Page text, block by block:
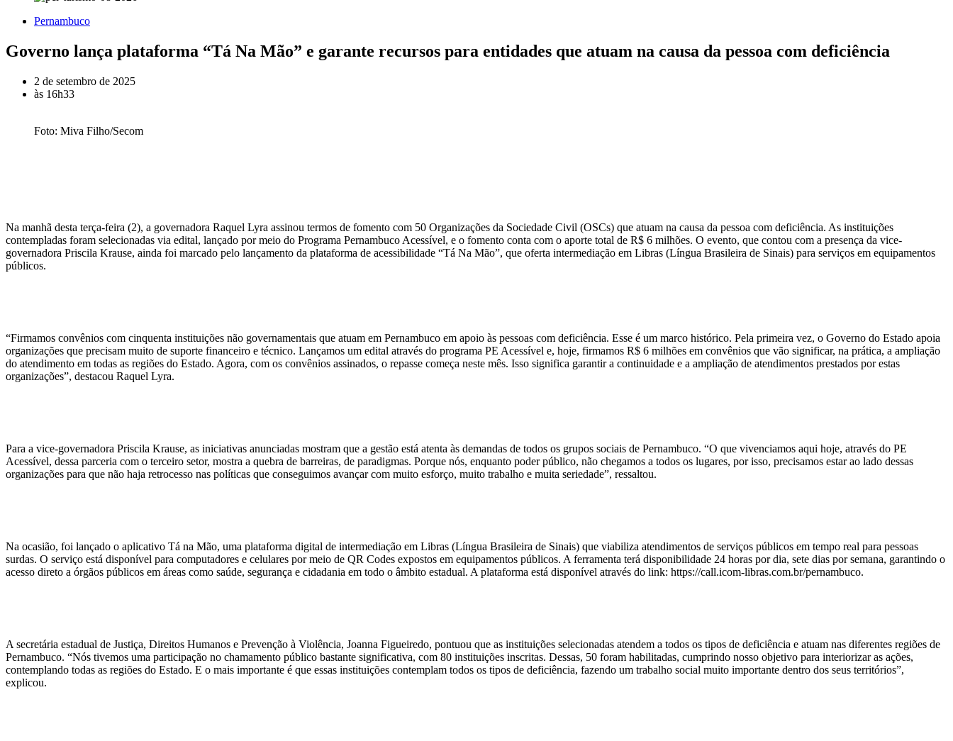
Pernambuco
Governo lança plataforma “Tá Na Mão” e garante recursos para entidades que atuam na causa da pessoa com deficiência
2 de setembro de 2025
às 16h33
Foto: Miva Filho/Secom
Na manhã desta terça-feira (2), a governadora Raquel Lyra assinou termos de fomento com 50 Organizações da Sociedade Civil (OSCs) que atuam na causa da pessoa com deficiência. As instituições
contempladas foram selecionadas via edital, lançado por meio do Programa Pernambuco Acessível, e o fomento conta com o aporte total de R$ 6 milhões. O evento, que contou com a presença da vice-
governadora Priscila Krause, ainda foi marcado pelo lançamento da plataforma de acessibilidade “Tá Na Mão”, que oferta intermediação em Libras (Língua Brasileira de Sinais) para serviços em equipamentos
públicos.
“Firmamos convênios com cinquenta instituições não governamentais que atuam em Pernambuco em apoio às pessoas com deficiência. Esse é um marco histórico. Pela primeira vez, o Governo do Estado apoia
organizações que precisam muito de suporte financeiro e técnico. Lançamos um edital através do programa PE Acessível e, hoje, firmamos R$ 6 milhões em convênios que vão significar, na prática, a ampliação
do atendimento em todas as regiões do Estado. Agora, com os convênios assinados, o repasse começa neste mês. Isso significa garantir a continuidade e a ampliação de atendimentos prestados por estas
organizações”, destacou Raquel Lyra.
Para a vice-governadora Priscila Krause, as iniciativas anunciadas mostram que a gestão está atenta às demandas de todos os grupos sociais de Pernambuco. “O que vivenciamos aqui hoje, através do PE
Acessível, dessa parceria com o terceiro setor, mostra a quebra de barreiras, de paradigmas. Porque nós, enquanto poder público, não chegamos a todos os lugares, por isso, precisamos estar ao lado dessas
organizações para que não haja retrocesso nas políticas que conseguimos avançar com muito esforço, muito trabalho e muita seriedade”, ressaltou.
Na ocasião, foi lançado o aplicativo Tá na Mão, uma plataforma digital de intermediação em Libras (Língua Brasileira de Sinais) que viabiliza atendimentos de serviços públicos em tempo real para pessoas
surdas. O serviço está disponível para computadores e celulares por meio de QR Codes expostos em equipamentos públicos. A ferramenta terá disponibilidade 24 horas por dia, sete dias por semana, garantindo o
acesso direto a órgãos públicos em áreas como saúde, segurança e cidadania em todo o âmbito estadual. A plataforma está disponível através do link: https://call.icom-libras.com.br/pernambuco.
A secretária estadual de Justiça, Direitos Humanos e Prevenção à Violência, Joanna Figueiredo, pontuou que as instituições selecionadas atendem a todos os tipos de deficiência e atuam nas diferentes regiões de
Pernambuco. “Nós tivemos uma participação no chamamento público bastante significativa, com 80 instituições inscritas. Dessas, 50 foram habilitadas, cumprindo nosso objetivo para interiorizar as ações,
contemplando todas as regiões do Estado. E o mais importante é que essas instituições contemplam todos os tipos de deficiência, fazendo um trabalho social muito importante dentro dos seus territórios”,
explicou.